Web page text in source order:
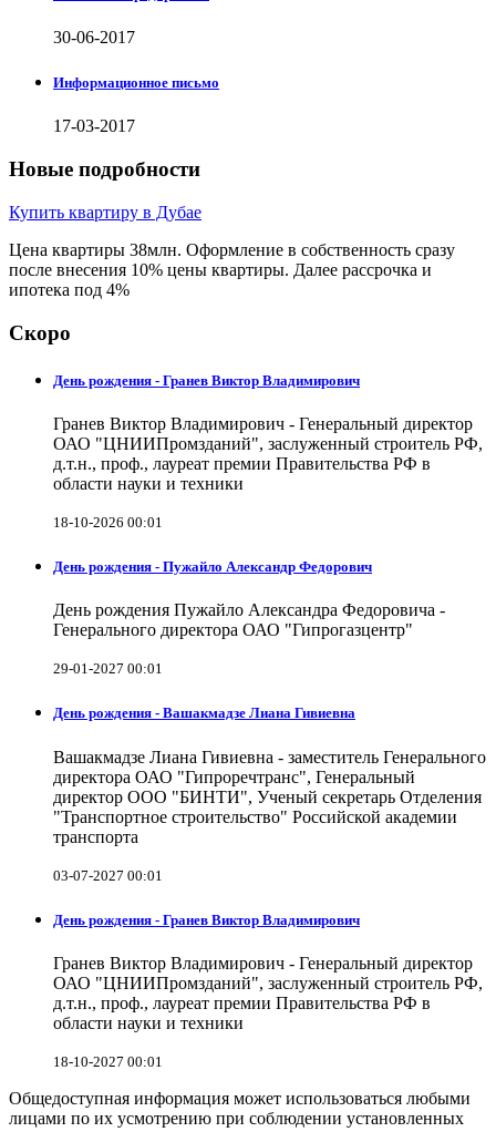
30-06-2017
Информационное письмо
17-03-2017
Новые подробности
Купить квартиру в Дубае
Цена квартиры 38млн. Оформление в собственность сразу
после внесения 10% цены квартиры. Далее рассрочка и
ипотека под 4%
Скоро
День рождения - Гранев Виктор Владимирович
Гранев Виктор Владимирович - Генеральный директор
ОАО "ЦНИИПромзданий", заслуженный строитель РФ,
д.т.н., проф., лауреат премии Правительства РФ в
области науки и техники
18-10-2026 00:01
День рождения - Пужайло Александр Федорович
День рождения Пужайло Александра Федоровича -
Генерального директора ОАО "Гипрогазцентр"
29-01-2027 00:01
День рождения - Вашакмадзе Лиана Гивиевна
Вашакмадзе Лиана Гивиевна - заместитель Генерального
директора ОАО "Гипроречтранс", Генеральный
директор ООО "БИНТИ", Ученый секретарь Отделения
"Транспортное строительство" Российской академии
транспорта
03-07-2027 00:01
День рождения - Гранев Виктор Владимирович
Гранев Виктор Владимирович - Генеральный директор
ОАО "ЦНИИПромзданий", заслуженный строитель РФ,
д.т.н., проф., лауреат премии Правительства РФ в
области науки и техники
18-10-2027 00:01
Общедоступная информация может использоваться любыми
лицами по их усмотрению при соблюдении установленных